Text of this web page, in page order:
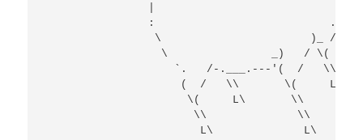
:
                 \                       )_ /
                  \                _)   / \(
                    `.   /-.___.---'(  /   \\
                     (  /   \\       \(     L\
                      \(     L\       \\
                       \\              \\